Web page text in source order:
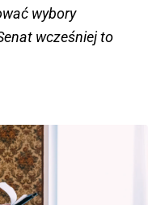
wybory
wcześniej to